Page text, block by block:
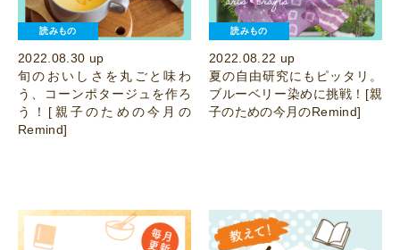
読みもの
2022.08.30 up
旬のおいしさを丸ごと味わ
う、コーンポタージュを作ろ
う！[親子のための今月の
Remind]
読みもの
2022.08.22 up
夏の自由研究にもピッタリ。
ブルーベリー染めに挑戦！[親
子のための今月のRemind]